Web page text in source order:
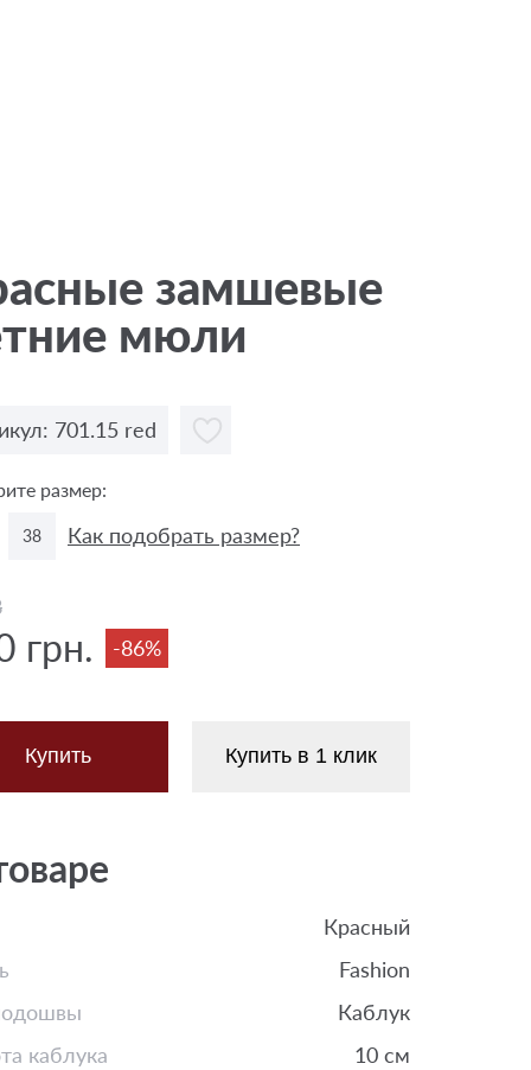
замшевые
мюли
701.15 red
размер:
38 Как подобрать размер?
грн. -86%
Купить Купить в 1 клик
Красный
Fashion
Каблук
каблука
10 см